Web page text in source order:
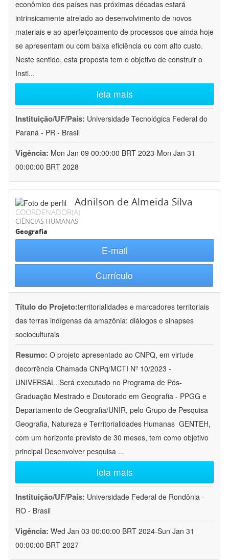
econômico dos países nas próximas décadas estará
intrinsicamente atrelado ao desenvolvimento de novos
materiais e ao aperfeiçoamento de processos que ainda hoje
se apresentam ou com baixa eficiência ou com alto custo.
Neste sentido, esta proposta tem o objetivo de construir o
Insti...
leia mais
Instituição/UF/País: Universidade Tecnológica Federal do
Paraná - PR - Brasil
Vigência: Mon Jan 09 00:00:00 BRT 2023-Mon Jan 31
00:00:00 BRT 2028
Adnilson de Almeida Silva
COORDENADOR(A)
CIÊNCIAS HUMANAS
Geografia
E-mail
Currículo
Título do Projeto:territorialidades e marcadores territoriais
das terras indígenas da amazônia: diálogos e sinapses
socioculturais
Resumo: O projeto apresentado ao CNPQ, em virtude
decorrência Chamada CNPq/MCTI Nº 10/2023 -
UNIVERSAL. Será executado no Programa de Pós-
Graduação Mestrado e Doutorado em Geografia - PPGG e
Departamento de Geografia/UNIR, pelo Grupo de Pesquisa
Geografia, Natureza e Territorialidades Humanas  GENTEH,
com um horizonte previsto de 30 meses, tem como objetivo
principal Desenvolver pesquisa ...
leia mais
Instituição/UF/País: Universidade Federal de Rondônia -
RO - Brasil
Vigência: Wed Jan 03 00:00:00 BRT 2024-Sun Jan 31
00:00:00 BRT 2027